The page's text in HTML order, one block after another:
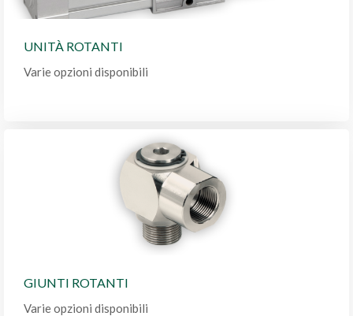
UNITÀ ROTANTI
Varie opzioni disponibili
GIUNTI ROTANTI
Varie opzioni disponibili